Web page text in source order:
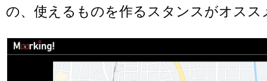
の、使えるものを作るスタンスがオスス